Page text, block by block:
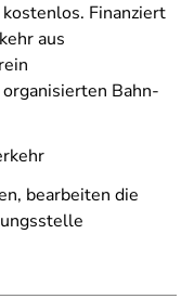
Finanziert
aus
Bahn-
bearbeiten die